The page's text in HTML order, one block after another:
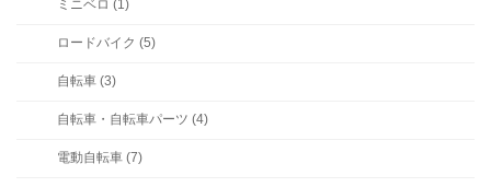
ミニベロ (1)
ロードバイク (5)
自転車 (3)
自転車・自転車パーツ (4)
電動自転車 (7)